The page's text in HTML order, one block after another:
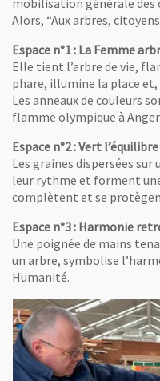
mobilisation générale des
Alors, “Aux arbres, citoyens
Espace n°1 : La Femme
Elle tient l’arbre de vie,
phare, illumine la place et,
Les anneaux de couleurs
flamme olympique à
Espace n°2 : Vert l’équilibre
Les graines dispersées sur
leur rythme et forment
complètent et se
Espace n°3 : Harmonie
Une poignée de mains
un arbre, symbolise
Humanité.